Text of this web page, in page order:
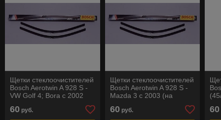
Щетки стеклоочистителей
Bosch Aerotwin A 928 S -
VW Golf 4; Bora с 2002
(на праворульные авто)
60 руб.
Щетки стеклоочистителей
Bosch Aerotwin A 928 S -
Mazda 3 с 2003 (на
60 руб. 60